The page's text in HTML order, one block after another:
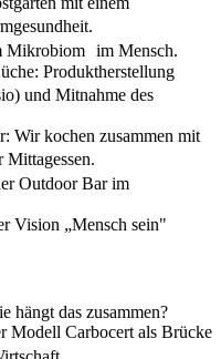
Mikrobiom im Mensch.
Produktherstellung
und Mitnahme des
Wir kochen zusammen mit
Outdoor Bar im
Vision „Mensch sein"
hängt das zusammen?
Modell Carbocert als Brücke